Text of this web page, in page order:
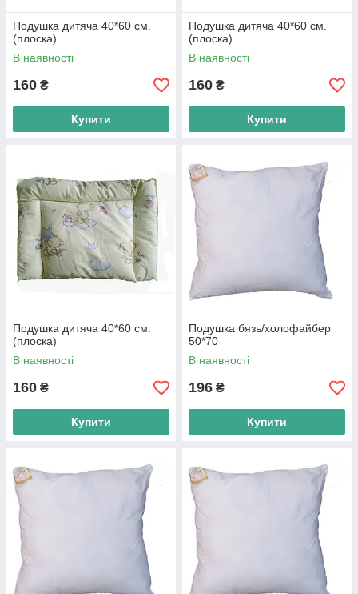
Подушка дитяча 40*60 см.
(плоска)
В наявності
160 ₴
Купити
Подушка дитяча 40*60 см.
(плоска)
В наявності
160 ₴
Купити
Подушка дитяча 40*60 см.
(плоска)
В наявності
160 ₴
Купити
Подушка бязь/холофайбер
50*70
В наявності
196 ₴
Купити